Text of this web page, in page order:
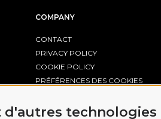
d'autres technologies
COMPANY
CONTACT
PRIVACY POLICY
COOKIE POLICY
PRÉFÉRENCES DES COOKIES
POR FESR EMILIA-ROMAGNA